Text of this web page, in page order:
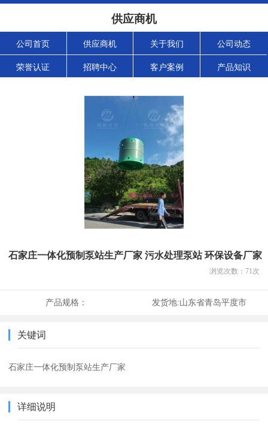
供应商机
公司首页 供应商机 关于我们 公司动态
荣誉认证 招聘中心 客户案例 产品知识
石家庄一体化预制泵站生产厂家 污水处理泵站 环保设备厂家
浏览次数： 71次
产品规格： 发货地:山东省青岛平度市
关键词
石家庄一体化预制泵站生产厂家
详细说明